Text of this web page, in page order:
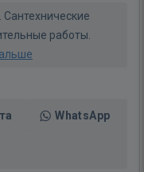
Сантехнические
работы.
WhatsApp